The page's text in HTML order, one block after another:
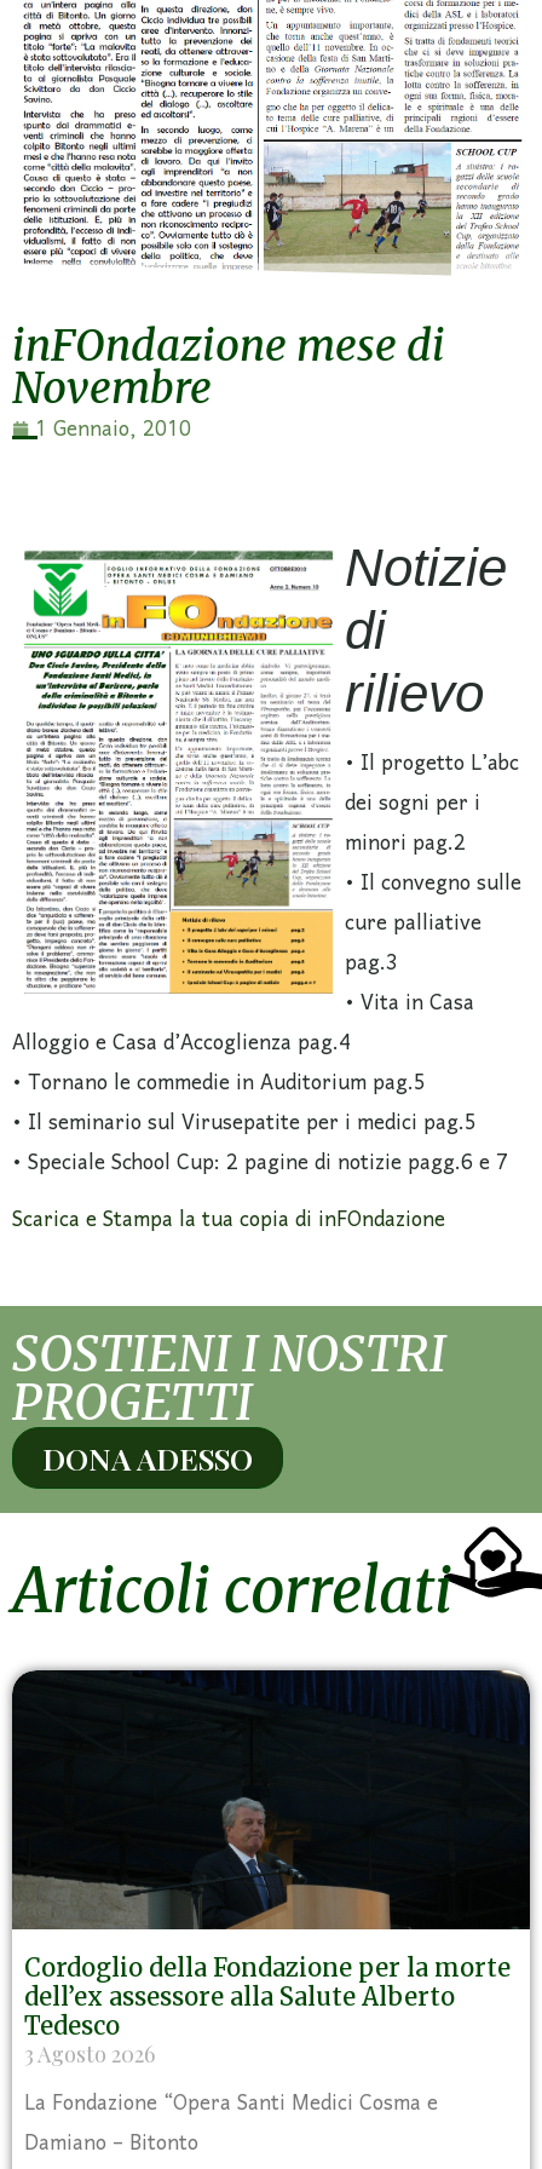
inFOndazione mese di
Novembre
1 Gennaio, 2010
Notizie
di
rilievo
• Il progetto L’abc
dei sogni per i
minori pag.2
• Il convegno sulle
cure palliative
pag.3
• Vita in Casa
Alloggio e Casa d’Accoglienza pag.4
• Tornano le commedie in Auditorium pag.5
• Il seminario sul Virusepatite per i medici pag.5
• Speciale School Cup: 2 pagine di notizie pagg.6 e 7
Scarica e Stampa la tua copia di inFOndazione
SOSTIENI I NOSTRI
PROGETTI
DONA ADESSO
Articoli correlati
Cordoglio della Fondazione per la morte
dell’ex assessore alla Salute Alberto
Tedesco
3 Agosto 2026
La Fondazione “Opera Santi Medici Cosma e
Damiano – Bitonto